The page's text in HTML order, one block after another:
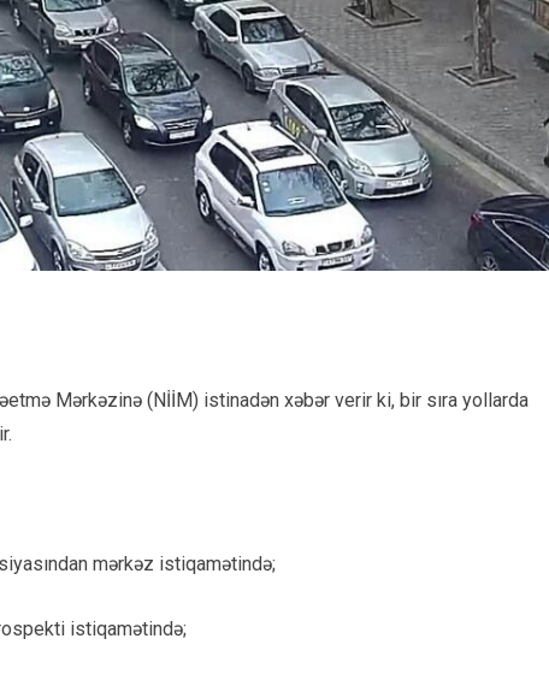
Mərkəzinə (NİİM) istinadən xəbər verir ki, bir sıra yollarda
mərkəz istiqamətində;
istiqamətində;